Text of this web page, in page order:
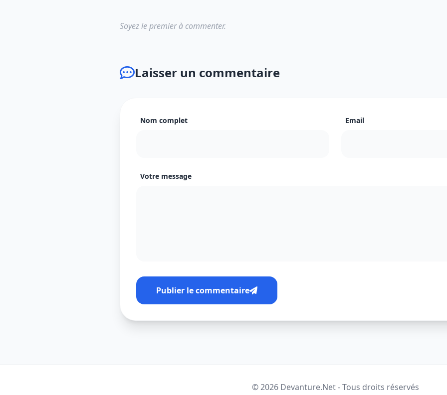
Soyez le premier à commenter.
Laisser un commentaire
Nom complet Email
Votre message
Publier le commentaire
© 2026 Devanture.Net - Tous droits réservés